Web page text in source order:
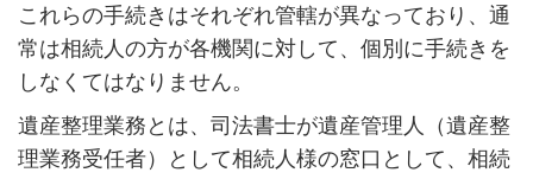
これらの手続きはそれぞれ管轄が異なっており、通
常は相続人の方が各機関に対して、個別に手続きを
しなくてはなりません。
遺産整理業務とは、司法書士が遺産管理人（遺産整
理業務受任者）として相続人様の窓口として、相続